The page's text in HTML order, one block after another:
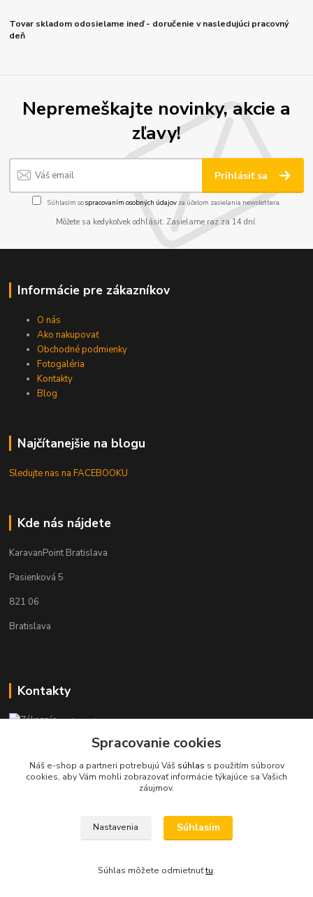
Tovar skladom odosielame ineď - doručenie v nasledujúci pracovný
deň
Nepremeškajte novinky, akcie a
zľavy!
Prihlásiť sa
Súhlasím sospracovaním osobných údajov za účelom zasielania newslettera.
Môžete sa kedykoľvek odhlásiť. Zasielame raz za 14 dní.
Informácie pre zákazníkov
O nás
Ako nakupovať
Obchodné podmienky
Fotogaléria
Kontakty
Blog
Najčítanejšie na blogu
Sledujte nas na FACEBOOKU
Kde nás nájdete
KaravanPoint Bratislava
Pasienková 5
821 06
Bratislava
Kontakty
Zákaznícka podpora KaravanPoint
+421902309993
(Po-Pia, 9-18 hod.)
info@karavanpoint.sk
Spracovanie cookies
Náš e-shop a partneri potrebujú Váš súhlas s použitím súborov
cookies, aby Vám mohli zobrazovať informácie týkajúce sa Vašich
záujmov.
Nastavenia Súhlasím
Súhlas môžete odmietnuťtu.